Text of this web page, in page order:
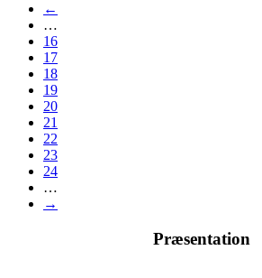
←
…
16
17
18
19
20
21
22
23
24
…
→
Præsentation